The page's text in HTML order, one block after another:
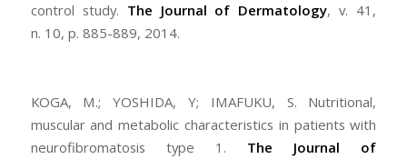
control study. The Journal of Dermatology, v. 41,
n. 10, p. 885-889, 2014.
KOGA, M.; YOSHIDA, Y; IMAFUKU, S. Nutritional,
muscular and metabolic characteristics in patients with
neurofibromatosis type 1. The Journal of